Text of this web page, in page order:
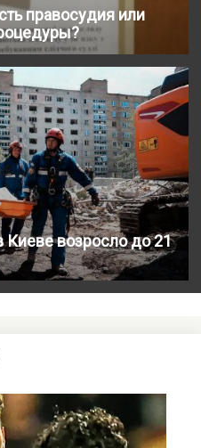
правосудия или
Киеве возросло до 21